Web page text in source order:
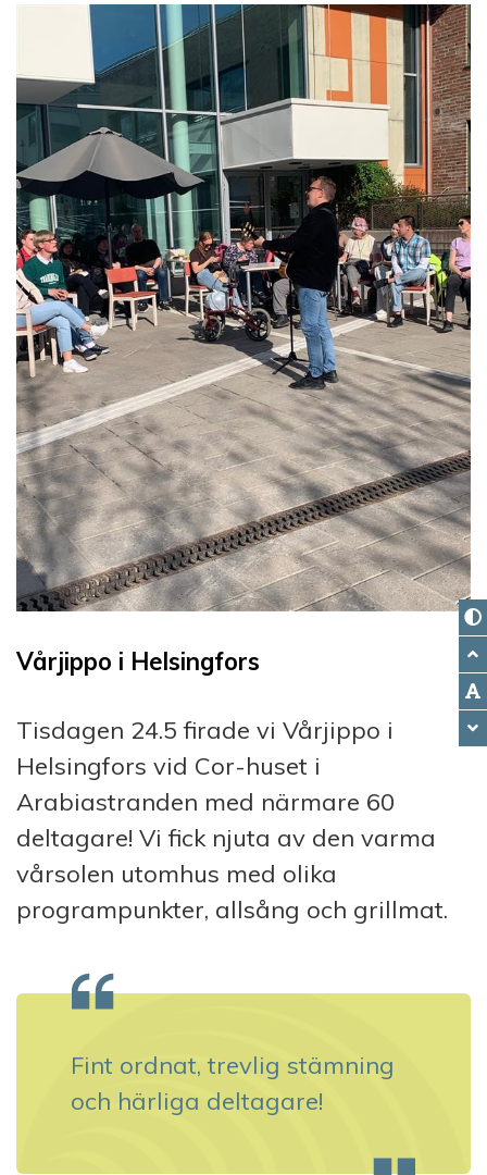
Vårjippo i Helsingfors
Tisdagen 24.5 firade vi Vårjippo i
Helsingfors vid Cor-huset i
Arabiastranden med närmare 60
deltagare! Vi fick njuta av den varma
vårsolen utomhus med olika
programpunkter, allsång och grillmat.
Fint ordnat, trevlig stämning
och härliga deltagare!